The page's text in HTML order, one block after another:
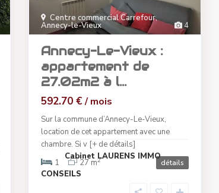
4
Centre commercial Carrefour,
Annecy-le-Vieux
Annecy-Le-Vieux :
appartement de
27.02m2 à l...
592.70 € / mois
Sur la commune d’Annecy-Le-Vieux,
location de cet appartement avec une
chambre. Si v [+ de détails]
1
27 m2 détails
Cabinet LAURENS IMMO
CONSEILS